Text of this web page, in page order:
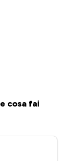
cosa fai